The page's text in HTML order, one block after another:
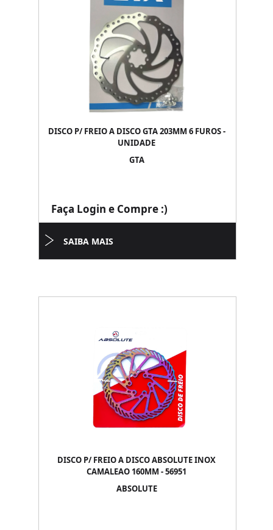
DISCO P/ FREIO A DISCO GTA 203MM 6 FUROS -
UNIDADE
GTA
Faça Login e Compre :)
SAIBA MAIS
DISCO P/ FREIO A DISCO ABSOLUTE INOX
CAMALEAO 160MM - 56951
ABSOLUTE